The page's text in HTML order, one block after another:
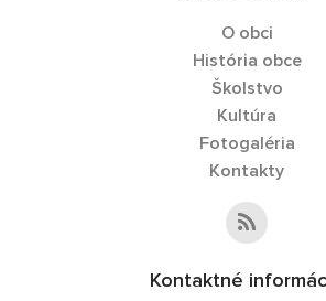
O obci
História obce
Školstvo
Kultúra
Fotogaléria
Kontakty
Kontaktné